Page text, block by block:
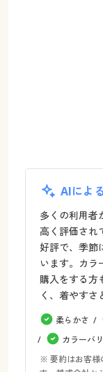
AIによ
多くの利用者
高く評価され
好評で、季節
います。カラ
購入をする方
く、着やすさ
柔らかさ
カラーバ
※ 要約はお客様